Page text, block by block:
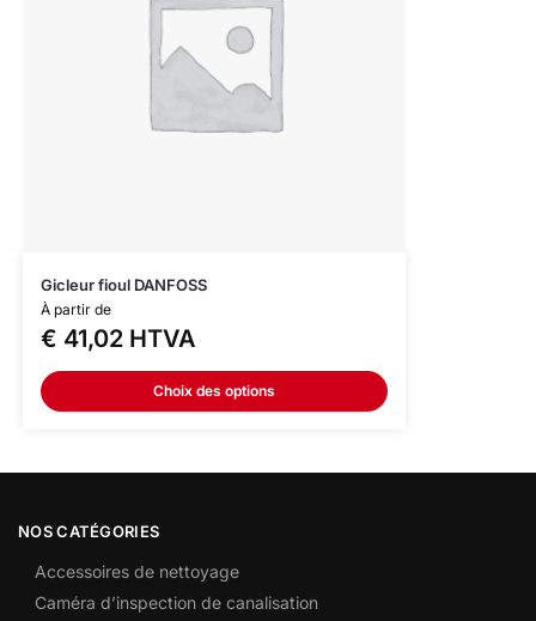
Gicleur fioul DANFOSS
À partir de
€ 41,02HTVA
Choix des options
NOS CATÉGORIES
Accessoires de nettoyage
Caméra d’inspection de canalisation